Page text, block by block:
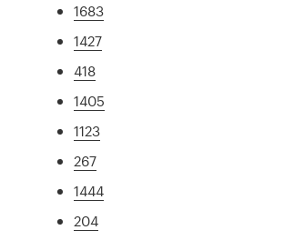
1683
1427
418
1405
1123
267
1444
204